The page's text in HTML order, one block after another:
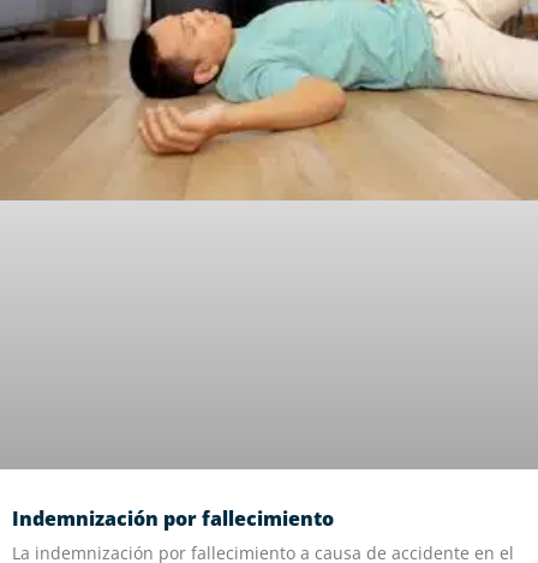
Indemnización por fallecimiento
La indemnización por fallecimiento a causa de accidente en el